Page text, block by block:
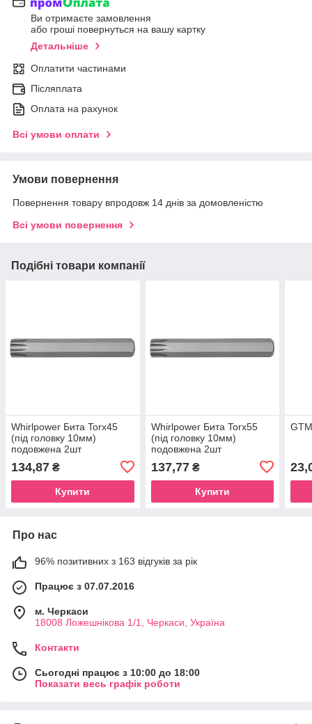
Ви отримаєте замовлення
або гроші повернуться на вашу картку
Детальніше
Оплатити частинами
Післяплата
Оплата на рахунок
Всі умови оплати
Умови повернення
Повернення товару впродовж 14 днів за домовленістю
Всі умови повернення
Подібні товари компанії
Whirlpower Бита Torx45
(під головку 10мм)
подовжена 2шт
134,87 ₴
Купити
Whirlpower Бита Torx55
(під головку 10мм)
подовжена 2шт
137,77₴
Купити
Про нас
96% позитивних з 163 відгуків за рік
Працює з 07.07.2016
м. Черкаси
18008 Ложешнікова 1/1, Черкаси, Україна
Контакти
Сьогодні працює з 10:00 до 18:00
Показати весь графік роботи